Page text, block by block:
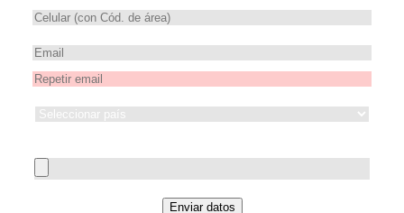
Enviar datos